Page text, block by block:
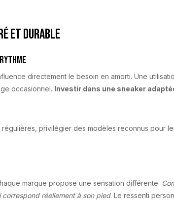
et durable
directement le besoin en amorti. Une
occasionnel. Investir dans une sneaker
régulières, privilégier des modèles reconnus pour
marque propose une sensation différente.
réellement à son pied. Le ressenti